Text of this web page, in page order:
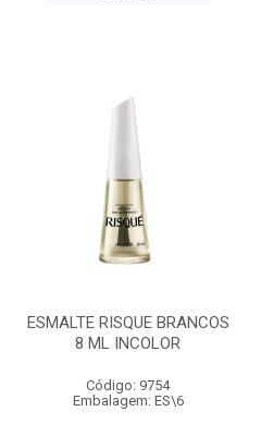
ESMALTE RISQUE BRANCOS
8 ML INCOLOR
Código: 9754
Embalagem: ES\6